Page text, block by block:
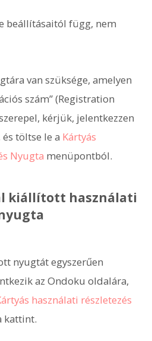
beállításaitól függ, nem
van szüksége, amelyen
szám” (Registration
kérjük, jelentkezzen
töltse le a Kártyás
Nyugta menüpontból.
kiállított használati
nyugtát egyszerűen
az Ondoku oldalára,
használati részletezés
kattint.